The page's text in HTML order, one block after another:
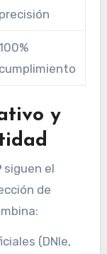
precisión
cumplimiento
y
siguen el
de
(DNIe,